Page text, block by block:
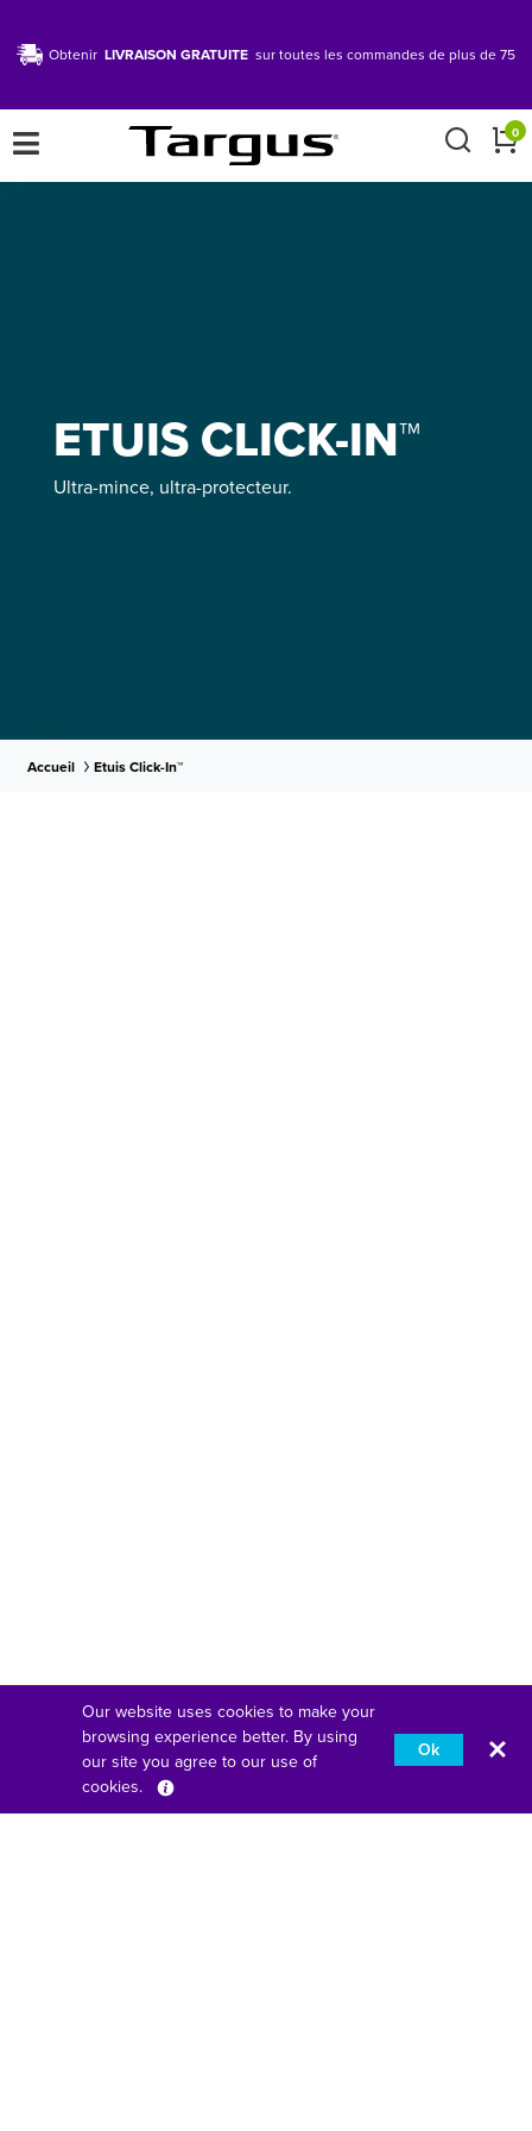
Obtenir LIVRAISON GRATUITE sur toutes les commandes de plus de 75
× 0
ETUIS CLICK-IN™
Ultra-mince, ultra-protecteur.
Accueil Etuis Click-In™
Our website uses cookies to make your
browsing experience better. By using
our site you agree to our use of
cookies.
Ok